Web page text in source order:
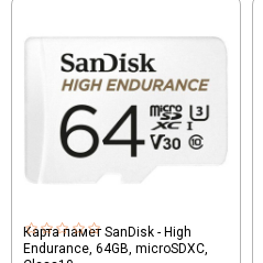
Карта памет SanDisk - High
Endurance, 64GB, microSDXC,